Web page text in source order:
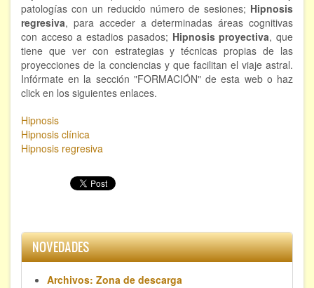
patologías con un reducido número de sesiones; Hipnosis
regresiva, para acceder a determinadas áreas cognitivas
con acceso a estadios pasados; Hipnosis proyectiva, que
tiene que ver con estrategias y técnicas propias de las
proyecciones de la conciencias y que facilitan el viaje astral.
Infórmate en la sección "FORMACIÓN" de esta web o haz
click en los siguientes enlaces.
Hipnosis
Hipnosis clínica
Hipnosis regresiva
NOVEDADES
Archivos: Zona de descarga